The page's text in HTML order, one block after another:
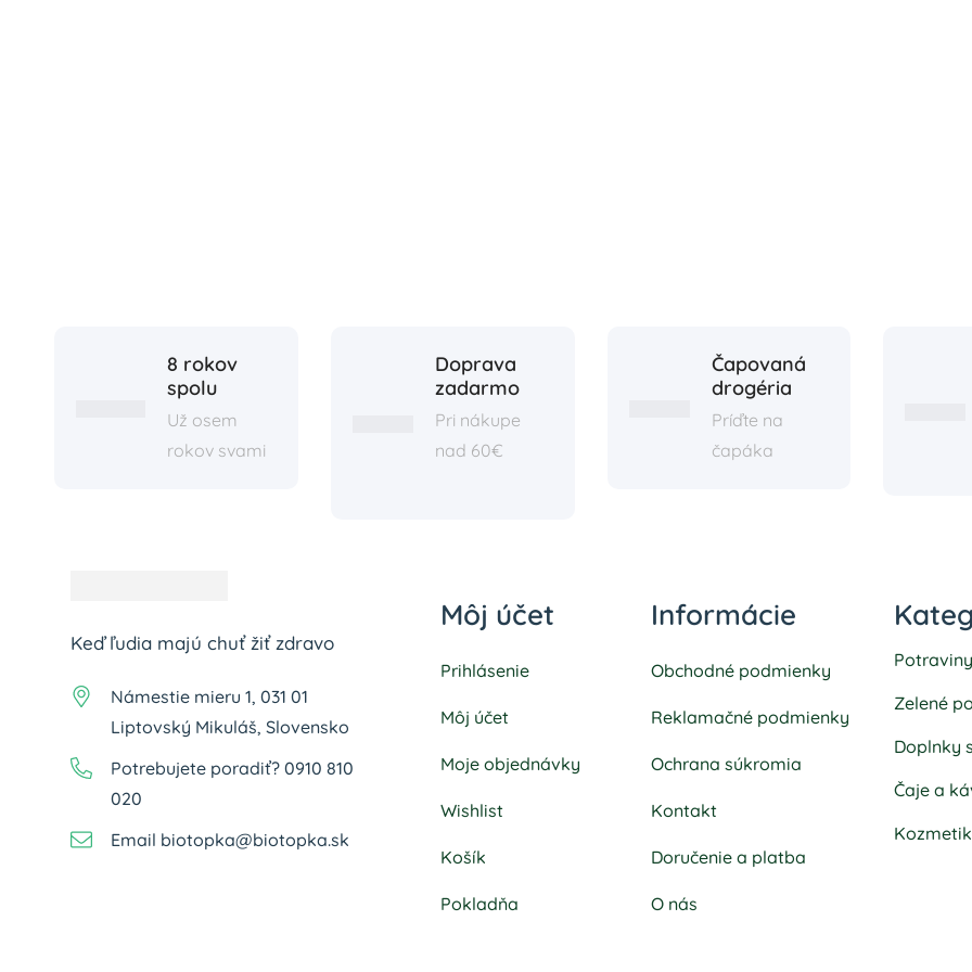
8 rokov
spolu
Už osem
rokov svami
Doprava
zadarmo
Pri nákupe
nad 60€
Čapovaná
drogéria
Príďte na
čapáka
Keď ľudia majú chuť žiť zdravo
Námestie mieru 1, 031 01
Liptovský Mikuláš, Slovensko
Potrebujete poradiť? 0910 810
020
Email biotopka@biotopka.sk
Môj účet
Prihlásenie
Môj účet
Moje objednávky
Wishlist
Košík
Pokladňa
Informácie
Obchodné podmienky
Reklamačné podmienky
Ochrana súkromia
Kontakt
Doručenie a platba
O nás
Potraviny
Zelené
Doplnky
Čaje a